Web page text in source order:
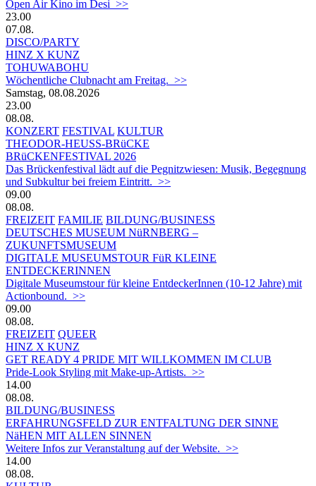
Open Air Kino im Desi >>
23.00
07.08.
DISCO/PARTY
HINZ X KUNZ
TOHUWABOHU
Wöchentliche Clubnacht am Freitag. >>
Samstag, 08.08.2026
23.00
08.08.
KONZERT FESTIVAL KULTUR
THEODOR-HEUSS-BRüCKE
BRüCKENFESTIVAL 2026
Das Brückenfestival lädt auf die Pegnitzwiesen: Musik, Begegnung
und Subkultur bei freiem Eintritt. >>
09.00
08.08.
FREIZEIT FAMILIE BILDUNG/BUSINESS
DEUTSCHES MUSEUM NüRNBERG –
ZUKUNFTSMUSEUM
DIGITALE MUSEUMSTOUR FüR KLEINE
ENTDECKERINNEN
Digitale Museumstour für kleine EntdeckerInnen (10-12 Jahre) mit
Actionbound. >>
09.00
08.08.
FREIZEIT QUEER
HINZ X KUNZ
GET READY 4 PRIDE MIT WILLKOMMEN IM CLUB
Pride-Look Styling mit Make-up-Artists. >>
14.00
08.08.
BILDUNG/BUSINESS
ERFAHRUNGSFELD ZUR ENTFALTUNG DER SINNE
NäHEN MIT ALLEN SINNEN
Weitere Infos zur Veranstaltung auf der Website. >>
14.00
08.08.